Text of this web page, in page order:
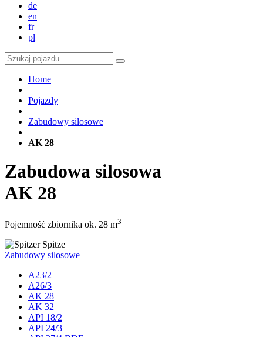
de
en
fr
pl
Home
Pojazdy
Zabudowy silosowe
AK 28
Zabudowa silosowa
AK 28
Pojemność zbiornika ok. 28 m3
Zabudowy silosowe
A23/2
A26/3
AK 28
AK 32
API 18/2
API 24/3